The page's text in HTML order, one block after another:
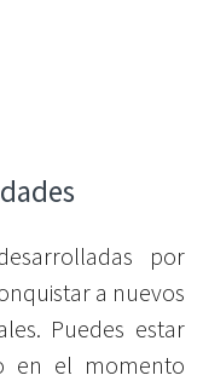
por
a nuevos
Puedes estar
en el momento